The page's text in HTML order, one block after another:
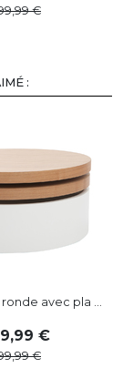
,99
:
avec pla ...
,99
,99